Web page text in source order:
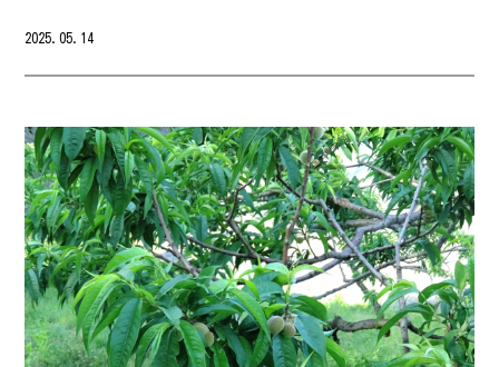
ブログ
サイトポリシー
2025.05.14